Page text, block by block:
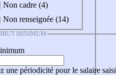
Non cadre (4)
Non renseignée (14)
MINIMUM
une périodicité pour le salaire saisi